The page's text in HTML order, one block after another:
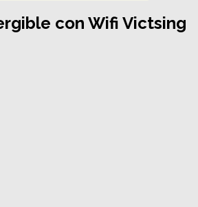
con Wifi Victsing